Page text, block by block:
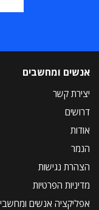
אנשים ומחשבים
יצירת קשר
דרושים
אודות
הנמר
הצהרת נגישות
מדיניות הפרטיות
אפליקציה אנשים